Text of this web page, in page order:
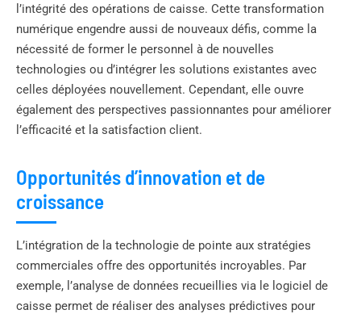
l’intégrité des opérations de caisse. Cette transformation
numérique engendre aussi de nouveaux défis, comme la
nécessité de former le personnel à de nouvelles
technologies ou d’intégrer les solutions existantes avec
celles déployées nouvellement. Cependant, elle ouvre
également des perspectives passionnantes pour améliorer
l’efficacité et la satisfaction client.
Opportunités d’innovation et de
croissance
L’intégration de la technologie de pointe aux stratégies
commerciales offre des opportunités incroyables. Par
exemple, l’analyse de données recueillies via le logiciel de
caisse permet de réaliser des analyses prédictives pour